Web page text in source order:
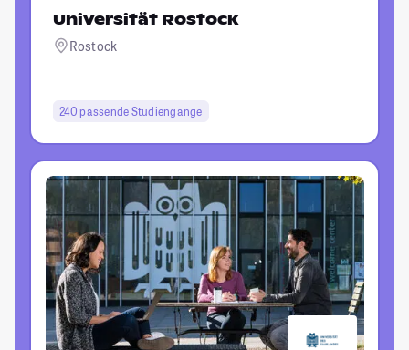
Universität Rostock
Rostock
240 passende Studiengänge